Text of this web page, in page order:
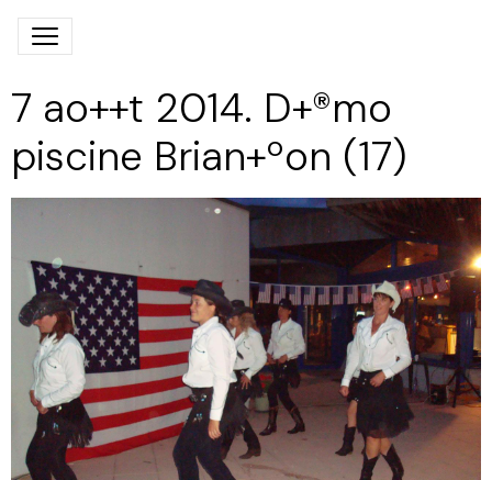
7 ao++t 2014. D+®mo
piscine Brian+ºon (17)